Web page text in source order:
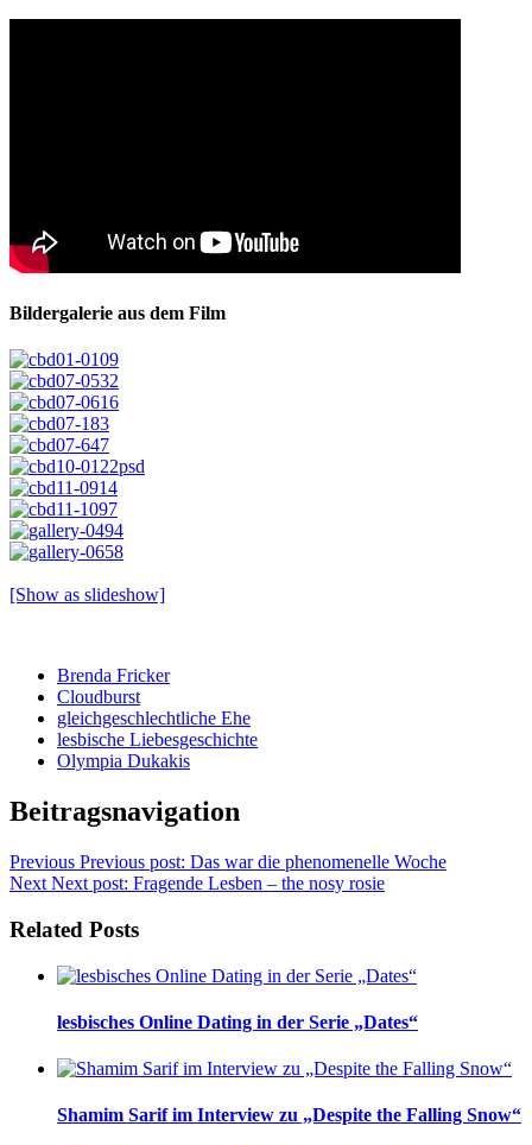
Bildergalerie aus dem Film
[Show as slideshow]
Brenda Fricker
Cloudburst
gleichgeschlechtliche Ehe
lesbische Liebesgeschichte
Olympia Dukakis
Beitragsnavigation
Previous Previous post: Das war die phenomenelle Woche
Next Next post: Fragende Lesben – the nosy rosie
Related Posts
lesbisches Online Dating in der Serie „Dates“
Shamim Sarif im Interview zu „Despite the Falling Snow“